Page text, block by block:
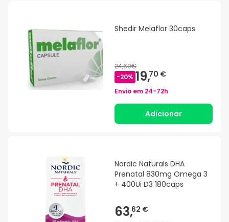
Shedir Melaflor 30caps
24,60€
-20% 19,70 €
Envio em 24-72h
Adicionar
Nordic Naturals DHA
Prenatal 830mg Omega 3
+ 400Ui D3 180caps
63,62 €